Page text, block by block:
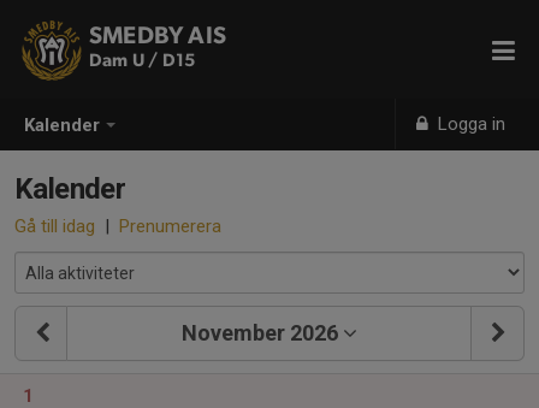
Kalender Logga in
SMEDBY AIS
Dam U / D15
Kalender
Gå till idag | Prenumerera
November 2026
1